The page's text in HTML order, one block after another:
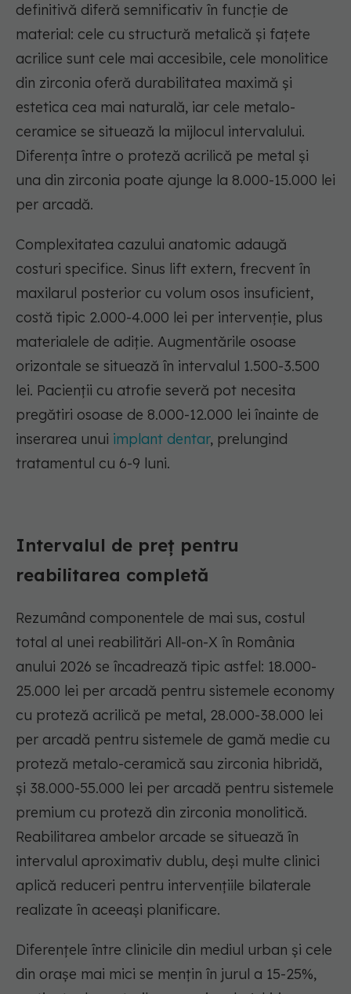
definitivă diferă semnificativ în funcție de
material: cele cu structură metalică și fațete
acrilice sunt cele mai accesibile, cele monolitice
din zirconia oferă durabilitatea maximă și
estetica cea mai naturală, iar cele metalo-
ceramice se situează la mijlocul intervalului.
Diferența între o proteză acrilică pe metal și
una din zirconia poate ajunge la 8.000-15.000 lei
per arcadă.
Complexitatea cazului anatomic adaugă
costuri specifice. Sinus lift extern, frecvent în
maxilarul posterior cu volum osos insuficient,
costă tipic 2.000-4.000 lei per intervenție, plus
materialele de adiție. Augmentările osoase
orizontale se situează în intervalul 1.500-3.500
lei. Pacienții cu atrofie severă pot necesita
pregătiri osoase de 8.000-12.000 lei înainte de
inserarea unui implant dentar, prelungind
tratamentul cu 6-9 luni.
Intervalul de preț pentru
reabilitarea completă
Rezumând componentele de mai sus, costul
total al unei reabilitări All-on-X în România
anului 2026 se încadrează tipic astfel: 18.000-
25.000 lei per arcadă pentru sistemele economy
cu proteză acrilică pe metal, 28.000-38.000 lei
per arcadă pentru sistemele de gamă medie cu
proteză metalo-ceramică sau zirconia hibridă,
și 38.000-55.000 lei per arcadă pentru sistemele
premium cu proteză din zirconia monolitică.
Reabilitarea ambelor arcade se situează în
intervalul aproximativ dublu, deși multe clinici
aplică reduceri pentru intervențiile bilaterale
realizate în aceeași planificare.
Diferențele între clinicile din mediul urban și cele
din orașe mai mici se mențin în jurul a 15-25%,